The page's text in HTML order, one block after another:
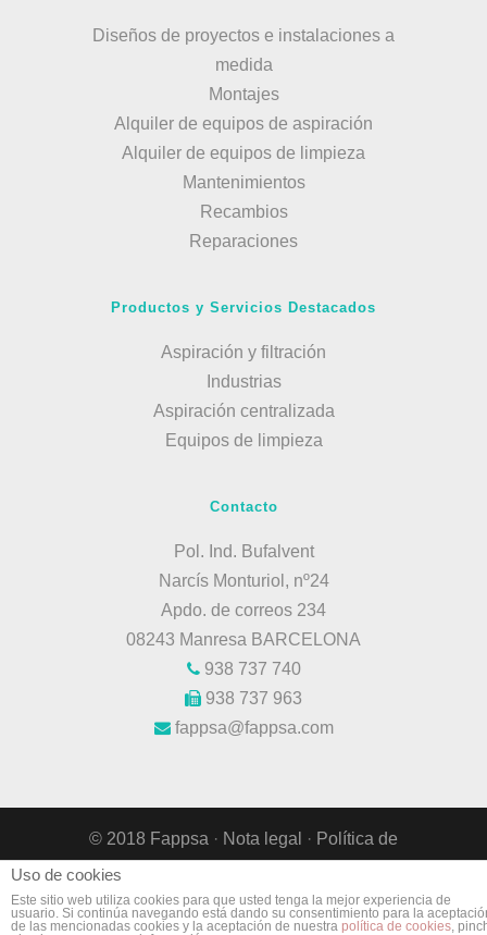
Diseños de proyectos e instalaciones a
medida
Montajes
Alquiler de equipos de aspiración
Alquiler de equipos de limpieza
Mantenimientos
Recambios
Reparaciones
Productos y Servicios Destacados
Aspiración y filtración
Industrias
Aspiración centralizada
Equipos de limpieza
Contacto
Pol. Ind. Bufalvent
Narcís Monturiol, nº24
Apdo. de correos 234
08243 Manresa BARCELONA
938 737 740
938 737 963
fappsa@fappsa.com
© 2018 Fappsa · Nota legal · Política de
privacidad
desarrollado por Fast Digital WS.
Uso de cookies
Este sitio web utiliza cookies para que usted tenga la mejor experiencia de
usuario. Si continúa navegando está dando su consentimiento para la
de las mencionadas cookies y la aceptación de nuestra política de cookies,